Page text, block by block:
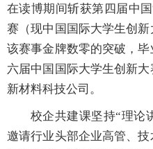
在读博期间斩获第四届中
赛（现中国国际大学生创
该赛事金牌数零的突破，
六届中国国际大学生创新
新材料科技公司。
校企共建课坚持“理论
邀请行业头部企业高管、